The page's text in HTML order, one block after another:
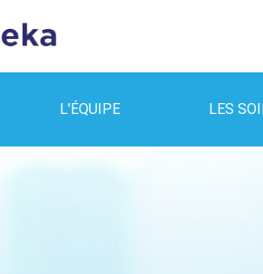
L'ÉQUIPE LES